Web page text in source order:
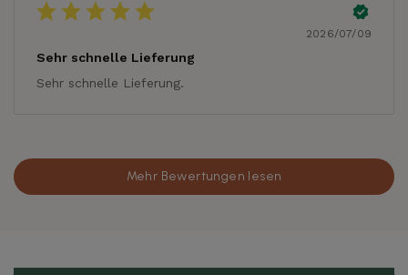
2026/07/09
Sehr schnelle Lieferung
Sehr schnelle Lieferung.
Mehr Bewertungen lesen